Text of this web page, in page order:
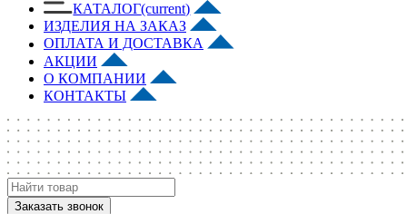
КАТАЛОГ(current)
ИЗДЕЛИЯ НА ЗАКАЗ
ОПЛАТА И ДОСТАВКА
АКЦИИ
О КОМПАНИИ
КОНТАКТЫ
Заказать звонок